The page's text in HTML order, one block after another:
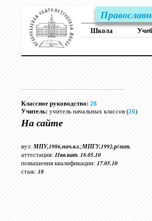
Школа ↓
Классное руководство: 2б
Учитель:учитель начальных классов (2б)
На сайте
вуз:МПУ,1986,нач.кл.;МПГУ,1992,р/лит.
аттестация:IIкв.кат. 18.05.10
повышения квалификации:17.05.10
стаж:18